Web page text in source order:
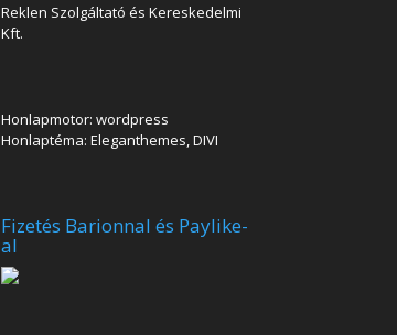
Reklen Szolgáltató és Kereskedelmi
Kft.
Honlapmotor: wordpress
Honlaptéma: Eleganthemes, DIVI
Fizetés Barionnal és Paylike-
al